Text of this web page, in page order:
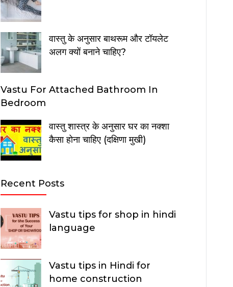
वास्तु के अनुसार बाथरूम और टॉयलेट
अलग क्यों बनाने चाहिए?
Vastu For Attached Bathroom In
Bedroom
वास्तु शास्त्र के अनुसार घर का नक्शा
कैसा होना चाहिए (दक्षिणा मुखी)
Recent Posts
Vastu tips for shop in hindi
language
Vastu tips in Hindi for
home construction